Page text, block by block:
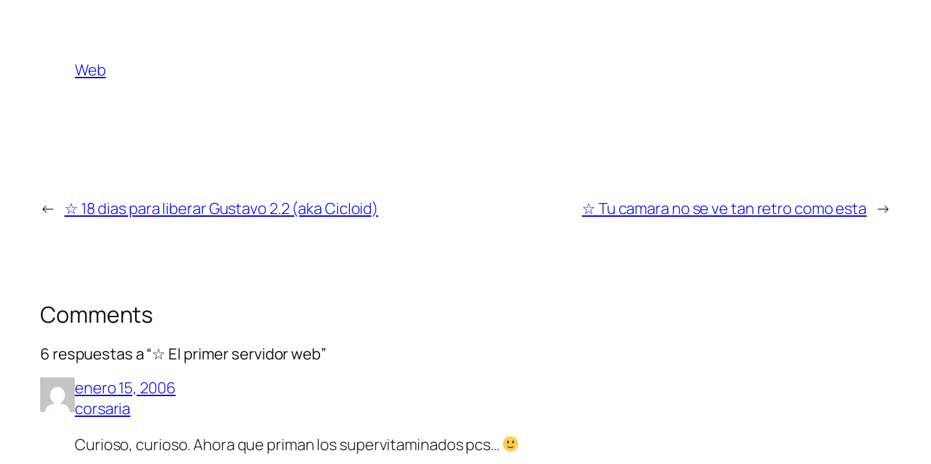
Web
← ☆ 18 dias para liberar Gustavo 2.2 (aka Cicloid) ☆ Tu camara no se ve tan retro como esta →
Comments
6 respuestas a “☆ El primer servidor web”
enero 15, 2006
corsaria
Curioso, curioso. Ahora que priman los supervitaminados pcs…